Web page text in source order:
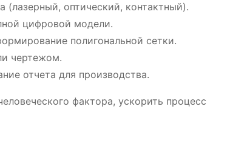
(лазерный, оптический, контактный).
цифровой модели.
полигональной сетки.
чертежом.
отчета для производства.
фактора, ускорить процесс